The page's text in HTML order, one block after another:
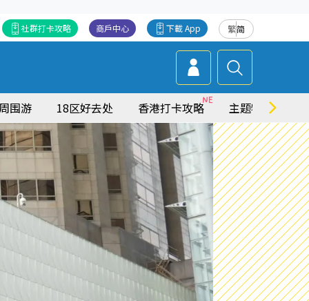
繁简
下載 App
商戶中心
社群打卡攻略
围游 18区好去处 香港打卡攻略 主题特集